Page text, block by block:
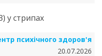
у стрипах
психічного здоров'я
20.07.2026